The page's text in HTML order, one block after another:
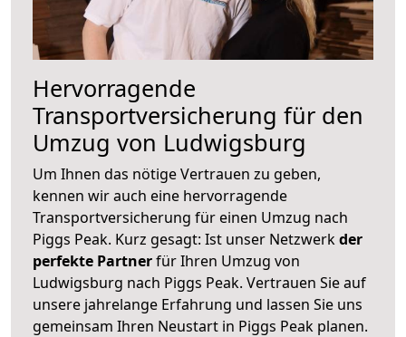
Hervorragende
Transportversicherung für den
Umzug von Ludwigsburg
Um Ihnen das nötige Vertrauen zu geben,
kennen wir auch eine hervorragende
Transportversicherung für einen Umzug nach
Piggs Peak. Kurz gesagt: Ist unser Netzwerkder
perfekte Partnerfür Ihren Umzug von
Ludwigsburg nach Piggs Peak. Vertrauen Sie auf
unsere jahrelange Erfahrung und lassen Sie uns
gemeinsam Ihren Neustart in Piggs Peak planen.